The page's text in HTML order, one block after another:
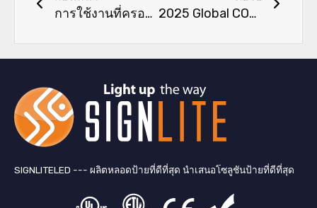
การใช้งานที่ครอบคลุมของไฟ LED แถบ 2025 Global COB LED Strip Market การวิเคราะห์: ราคา, ห่วงโซ่อุปทานและแบรนด์
SIGNLITELED --- ผลิตหลอดป้ายที่ดีที่สุด นำเสนอโซลูชันป้ายที่ดีที่สุด